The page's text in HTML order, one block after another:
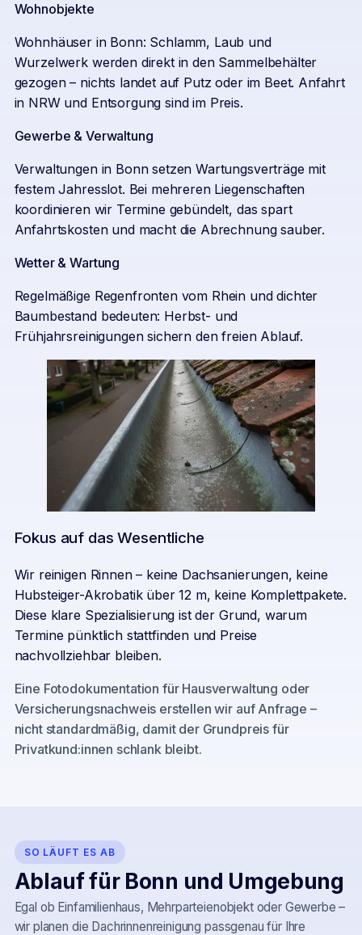
Wohnobjekte
Wohnhäuser in Bonn: Schlamm, Laub und
Wurzelwerk werden direkt in den Sammelbehälter
gezogen – nichts landet auf Putz oder im Beet. Anfahrt
in NRW und Entsorgung sind im Preis.
Gewerbe & Verwaltung
Verwaltungen in Bonn setzen Wartungsverträge mit
festem Jahresslot. Bei mehreren Liegenschaften
koordinieren wir Termine gebündelt, das spart
Anfahrtskosten und macht die Abrechnung sauber.
Wetter & Wartung
Regelmäßige Regenfronten vom Rhein und dichter
Baumbestand bedeuten: Herbst- und
Frühjahrsreinigungen sichern den freien Ablauf.
Fokus auf das Wesentliche
Wir reinigen Rinnen – keine Dachsanierungen, keine
Hubsteiger-Akrobatik über 12 m, keine Komplettpakete.
Diese klare Spezialisierung ist der Grund, warum
Termine pünktlich stattfinden und Preise
nachvollziehbar bleiben.
Eine Fotodokumentation für Hausverwaltung oder
Versicherungsnachweis erstellen wir auf Anfrage –
nicht standardmäßig, damit der Grundpreis für
Privatkund:innen schlank bleibt.
SO LÄUFT ES AB
Ablauf für Bonn und Umgebung
Egal ob Einfamilienhaus, Mehrparteienobjekt oder Gewerbe –
wir planen die Dachrinnenreinigung passgenau für Ihre